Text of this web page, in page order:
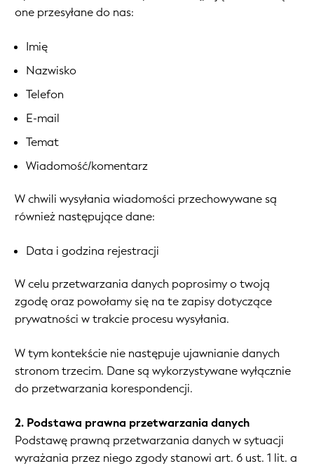
one przesyłane do nas:
Imię
Nazwisko
Telefon
E-mail
Temat
Wiadomość/komentarz
W chwili wysyłania wiadomości przechowywane są
również następujące dane:
Data i godzina rejestracji
W celu przetwarzania danych poprosimy o twoją
zgodę oraz powołamy się na te zapisy dotyczące
prywatności w trakcie procesu wysyłania.
W tym kontekście nie następuje ujawnianie danych
stronom trzecim. Dane są wykorzystywane wyłącznie
do przetwarzania korespondencji.
2. Podstawa prawna przetwarzania danych
Podstawę prawną przetwarzania danych w sytuacji
wyrażania przez niego zgody stanowi art. 6 ust. 1 lit. a